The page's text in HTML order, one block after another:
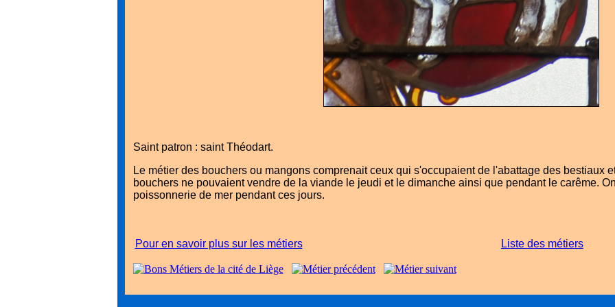
Saint patron : saint Théodart.
Le métier des bouchers ou mangons comprenait ceux qui s'occupaient de l'abattage des bestiaux
bouchers ne pouvaient vendre de la viande le jeudi et le dimanche ainsi que pendant le carême.
poissonnerie de mer pendant ces jours.
Pour en savoir plus sur les métiers Liste des métiers